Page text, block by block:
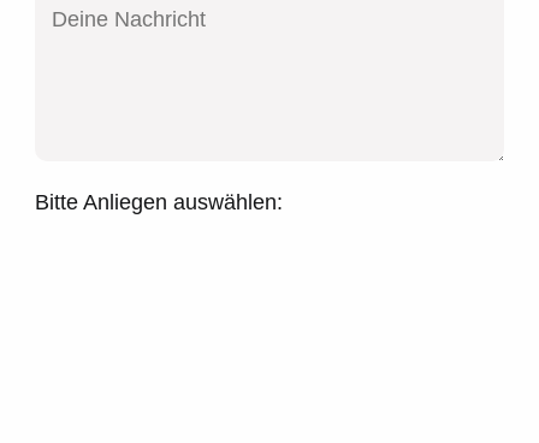
Bitte Anliegen auswählen: